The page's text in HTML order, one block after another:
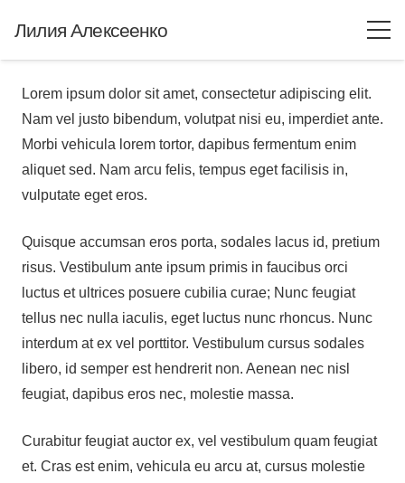
Лилия Алексеенко
Lorem ipsum dolor sit amet, consectetur adipiscing elit.
Nam vel justo bibendum, volutpat nisi eu, imperdiet ante.
Morbi vehicula lorem tortor, dapibus fermentum enim
aliquet sed. Nam arcu felis, tempus eget facilisis in,
vulputate eget eros.
Quisque accumsan eros porta, sodales lacus id, pretium
risus. Vestibulum ante ipsum primis in faucibus orci
luctus et ultrices posuere cubilia curae; Nunc feugiat
tellus nec nulla iaculis, eget luctus nunc rhoncus. Nunc
interdum at ex vel porttitor. Vestibulum cursus sodales
libero, id semper est hendrerit non. Aenean nec nisl
feugiat, dapibus eros nec, molestie massa.
Curabitur feugiat auctor ex, vel vestibulum quam feugiat
et. Cras est enim, vehicula eu arcu at, cursus molestie